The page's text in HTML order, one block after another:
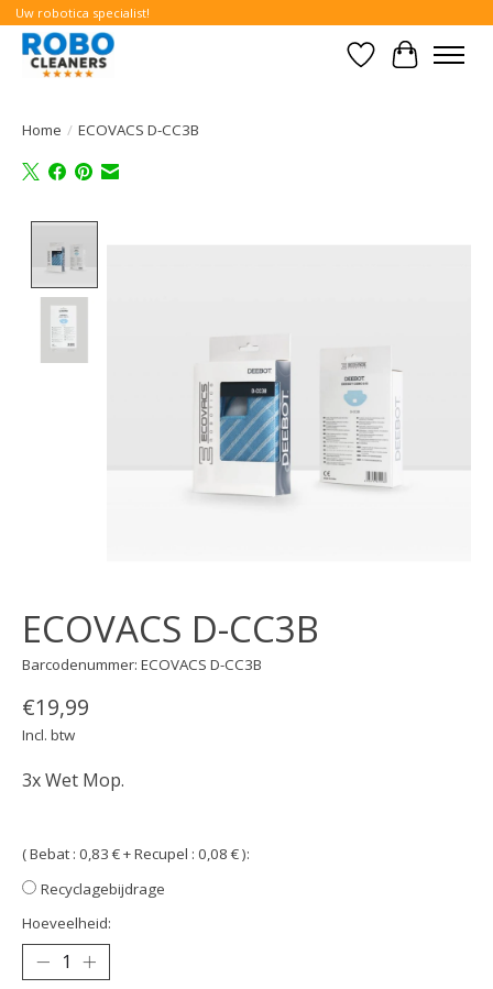
Uw robotica specialist!
Verlanglijst
Home / ECOVACS D-CC3B
ECOVACS D-CC3B
Barcodenummer: ECOVACS D-CC3B
€19,99
Incl. btw
3x Wet Mop.
( Bebat : 0,83 € + Recupel : 0,08 € ):
Recyclagebijdrage
Hoeveelheid: